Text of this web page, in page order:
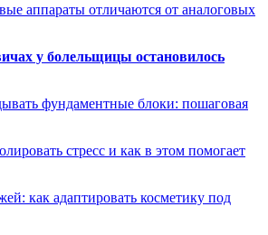
аппараты отличаются от аналоговых
у болельщицы остановилось
фундаментные блоки: пошаговая
стресс и как в этом помогает
как адаптировать косметику под